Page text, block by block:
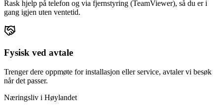
Rask hjelp på telefon og via fjernstyring (TeamViewer), så du er i
gang igjen uten ventetid.
Fysisk ved avtale
Trenger dere oppmøte for installasjon eller service, avtaler vi besøk
når det passer.
Næringsliv i Høylandet